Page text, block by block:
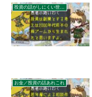
投資の話がしにくい世の中
お金／投資の話あれこれ